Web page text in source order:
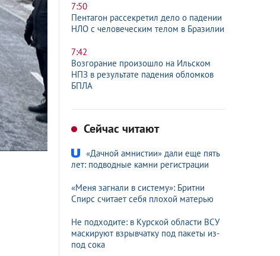
7:50
Пентагон рассекретил дело о падении
НЛО с человеческим телом в Бразилии
7:42
Возгорание произошло на Ильском
НПЗ в результате падения обломков
БПЛА
Сейчас читают
«Дачной амнистии» дали еще пять
лет: подводные камни регистрации
«Меня загнали в систему»: Бритни
Спирс считает себя плохой матерью
Не подходите: в Курской области ВСУ
маскируют взрывчатку под пакеты из-
под сока